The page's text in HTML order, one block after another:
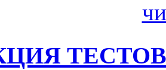
ТЕСТОВ